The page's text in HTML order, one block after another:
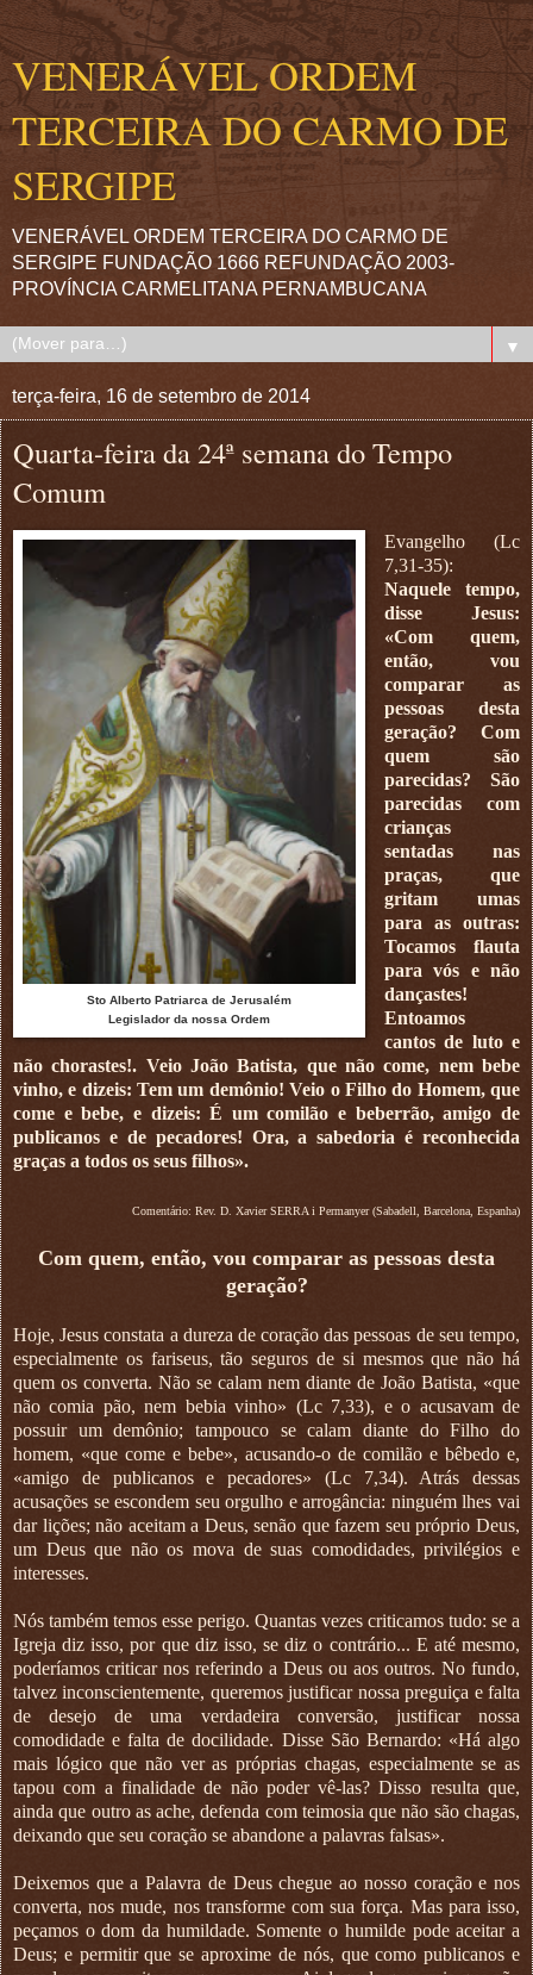
VENERÁVEL ORDEM
TERCEIRA DO CARMO DE
SERGIPE
VENERÁVEL ORDEM TERCEIRA DO CARMO DE
SERGIPE FUNDAÇÃO 1666 REFUNDAÇÃO 2003-
PROVÍNCIA CARMELITANA PERNAMBUCANA
▼
terça-feira, 16 de setembro de 2014
Quarta-feira da 24ª semana do Tempo
Comum
Sto Alberto Patriarca de Jerusalém
Legislador da nossa Ordem
Evangelho (Lc
7,31-35):
Naquele tempo,
disse Jesus:
«Com quem,
então, vou
comparar as
pessoas desta
geração? Com
quem são
parecidas? São
parecidas com
crianças
sentadas nas
praças, que
gritam umas
para as outras:
Tocamos flauta
para vós e não
dançastes!
Entoamos
cantos de luto e
não chorastes!. Veio João Batista, que não come, nem bebe
vinho, e dizeis: Tem um demônio! Veio o Filho do Homem, que
come e bebe, e dizeis: É um comilão e beberrão, amigo de
publicanos e de pecadores! Ora, a sabedoria é reconhecida
graças a todos os seus filhos».
Comentário: Rev. D. Xavier SERRA i Permanyer (Sabadell, Barcelona, Espanha)
Com quem, então, vou comparar as pessoas desta
geração?
Hoje, Jesus constata a dureza de coração das pessoas de seu tempo,
especialmente os fariseus, tão seguros de si mesmos que não há
quem os converta. Não se calam nem diante de João Batista, «que
não comia pão, nem bebia vinho» (Lc 7,33), e o acusavam de
possuir um demônio; tampouco se calam diante do Filho do
homem, «que come e bebe», acusando-o de comilão e bêbedo e,
«amigo de publicanos e pecadores» (Lc 7,34). Atrás dessas
acusações se escondem seu orgulho e arrogância: ninguém lhes vai
dar lições; não aceitam a Deus, senão que fazem seu próprio Deus,
um Deus que não os mova de suas comodidades, privilégios e
interesses.
Nós também temos esse perigo. Quantas vezes criticamos tudo: se a
Igreja diz isso, por que diz isso, se diz o contrário... E até mesmo,
poderíamos criticar nos referindo a Deus ou aos outros. No fundo,
talvez inconscientemente, queremos justificar nossa preguiça e falta
de desejo de uma verdadeira conversão, justificar nossa
comodidade e falta de docilidade. Disse São Bernardo: «Há algo
mais lógico que não ver as próprias chagas, especialmente se as
tapou com a finalidade de não poder vê-las? Disso resulta que,
ainda que outro as ache, defenda com teimosia que não são chagas,
deixando que seu coração se abandone a palavras falsas».
Deixemos que a Palavra de Deus chegue ao nosso coração e nos
converta, nos mude, nos transforme com sua força. Mas para isso,
peçamos o dom da humildade. Somente o humilde pode aceitar a
Deus; e permitir que se aproxime de nós, que como publicanos e